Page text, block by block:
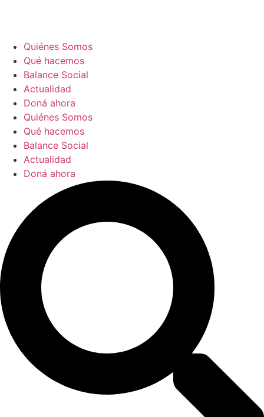
Quiénes Somos
Qué hacemos
Balance Social
Actualidad
Doná ahora
Quiénes Somos
Qué hacemos
Balance Social
Actualidad
Doná ahora